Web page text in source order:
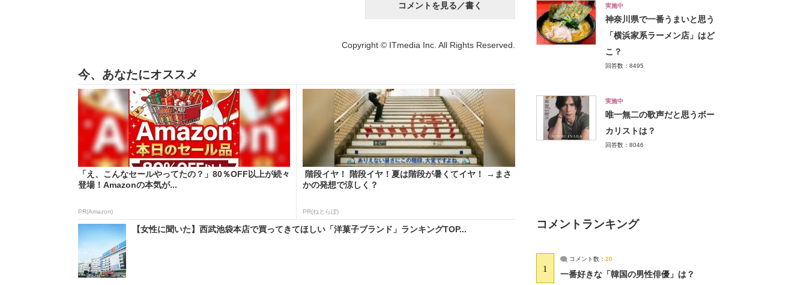
コメントを見る／書く
Copyright © ITmedia Inc. All Rights Reserved.
今、あなたにオススメ
「え、こんなセールやってたの？」80％OFF以上が続々
登場！Amazonの本気が...
PR(Amazon)
階段イヤ！ 階段イヤ！夏は階段が暑くてイヤ！ →まさ
かの発想で涼しく？
PR(ねとらぼ)
【女性に聞いた】西武池袋本店で買ってきてほしい「洋菓子ブランド」ランキングTOP...
実施中
神奈川県で一番うまいと思う
「横浜家系ラーメン店」はど
こ？
回答数：8495
実施中
唯一無二の歌声だと思うボー
カリストは？
回答数：8046
コメントランキング
1
コメント数： 20
一番好きな「韓国の男性俳優」は？